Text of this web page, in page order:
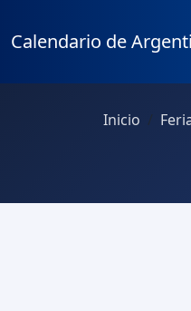
Calendario de
Inicio